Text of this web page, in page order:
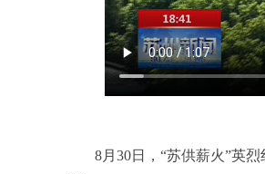
8月30日，“苏供薪火”英烈